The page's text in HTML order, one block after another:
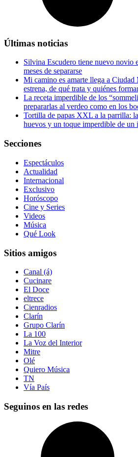
Últimas noticias
Silvina Escudero tiene nuevo novio
meses de separarse
Mi camino es amarte llega a Ciudad
estrena, de qué trata y quiénes
La receta imperdible de los
prepararlas al verdeo como en los
Tortilla de papas XXL a la parrilla:
huevos y un toque imperdible de un
Secciones
Espectáculos
Actualidad
Internacional
Exclusivo
Horóscopo
Cine y Series
Videos
Música
Qué Look
Sitios amigos
Canal (á)
Cucinare
El Doce
eltrece
Cienradios
Clarín
Grupo Clarín
La 100
La Voz del Interior
Mitre
Olé
Quiero Música
TN
Vía País
Seguinos en las redes